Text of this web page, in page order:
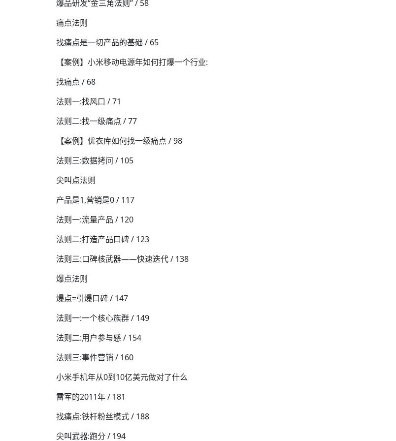
爆品研发“金三角法则” / 58
痛点法则
找痛点是一切产品的基础 / 65
【案例】小米移动电源年如何打爆一个行业:
找痛点 / 68
法则一:找风口 / 71
法则二:找一级痛点 / 77
【案例】优衣库如何找一级痛点 / 98
法则三:数据拷问 / 105
尖叫点法则
产品是1,营销是0 / 117
法则一:流量产品 / 120
法则二:打造产品口碑 / 123
法则三:口碑核武器——快速迭代 / 138
爆点法则
爆点=引爆口碑 / 147
法则一:一个核心族群 / 149
法则二:用户参与感 / 154
法则三:事件营销 / 160
小米手机年从0到10亿美元做对了什么
雷军的2011年 / 181
找痛点:铁杆粉丝模式 / 188
尖叫武器:跑分 / 194